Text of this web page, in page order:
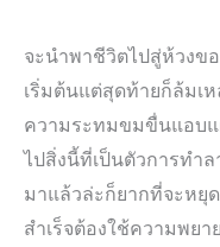
จะนำพาชีวิตไปสู่ห้วงข
เริ่มต้นแต่สุดท้ายก็ล้มเ
ความระทมขมขื่นแอบแ
ไปสิ่งนี้ที่เป็นตัวการทำ
มาแล้วล่ะก็ยากที่จะหยุ
สำเร็จต้องใช้ความพย